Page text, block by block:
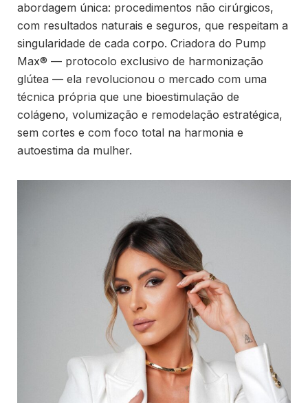
abordagem única: procedimentos não cirúrgicos,
com resultados naturais e seguros, que respeitam a
singularidade de cada corpo. Criadora do Pump
Max®️ — protocolo exclusivo de harmonização
glútea — ela revolucionou o mercado com uma
técnica própria que une bioestimulação de
colágeno, volumização e remodelação estratégica,
sem cortes e com foco total na harmonia e
autoestima da mulher.